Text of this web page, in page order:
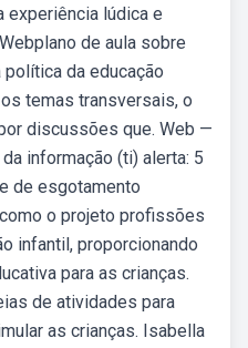
experiência lúdica e
de aula sobre
da educação
temas transversais, o
discussões que. Web —
informação (ti) alerta: 5
de esgotamento
o projeto profissões
infantil, proporcionando
para as crianças.
de atividades para
as crianças. Isabella